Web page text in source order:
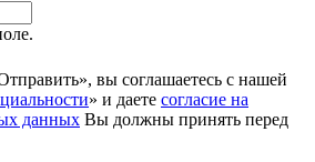
вы соглашаетесь с нашей
» и даете согласие на
данных Вы должны принять перед